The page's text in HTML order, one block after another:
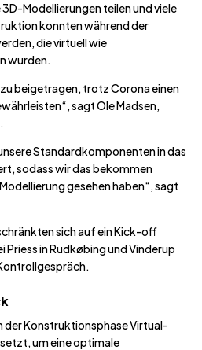
Modellierungen teilen und viele
konnten während der
die virtuell wie
wurden.
beigetragen, trotz Corona einen
sagt Ole Madsen,
Standardkomponenten in das
sodass wir das bekommen
gesehen haben“, sagt
sich auf ein Kick-off
Priess in Rudkøbing und Vinderup
der Konstruktionsphase Virtual-
um eine optimale